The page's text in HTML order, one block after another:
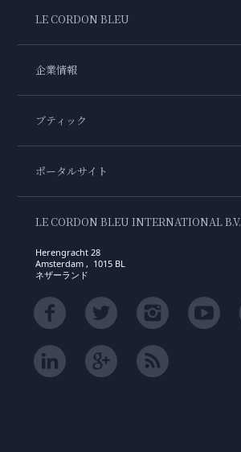
LE CORDON BLEU
企業情報
ブティック
ポータルサイト
LE CORDON BLEU INTERNATIONAL B.V.
Herengracht 28
Amsterdam , 1015 BL
ネザーランド